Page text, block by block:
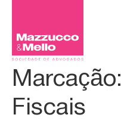
Marcação:
Fiscais